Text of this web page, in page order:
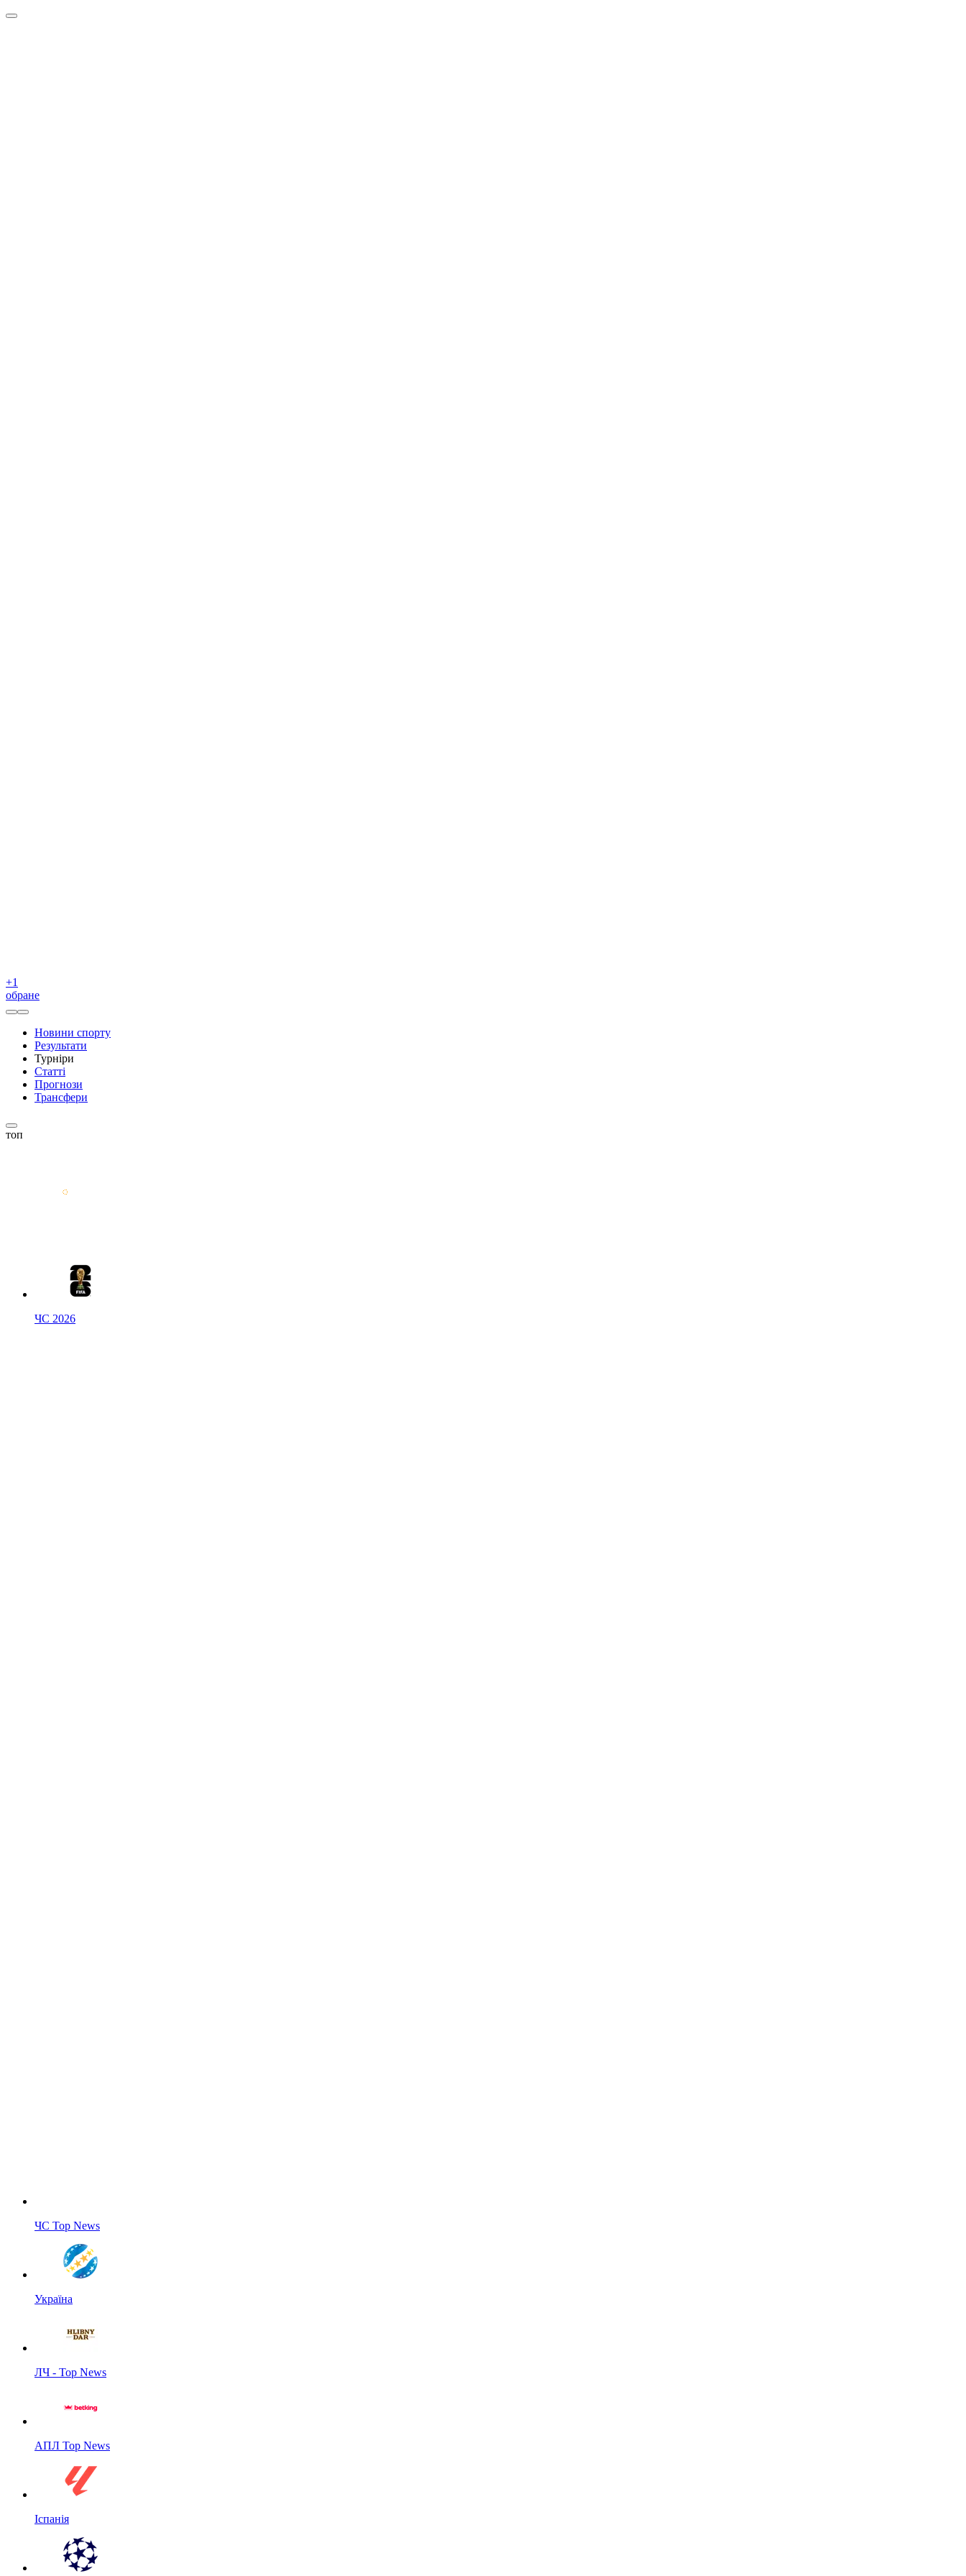
+1
обране
Новини спорту
Результати
Турніри
Статті
Прогнози
Трансфери
топ
ЧС 2026
ЧС Top News
Україна
ЛЧ - Top News
АПЛ Top News
Іспанія